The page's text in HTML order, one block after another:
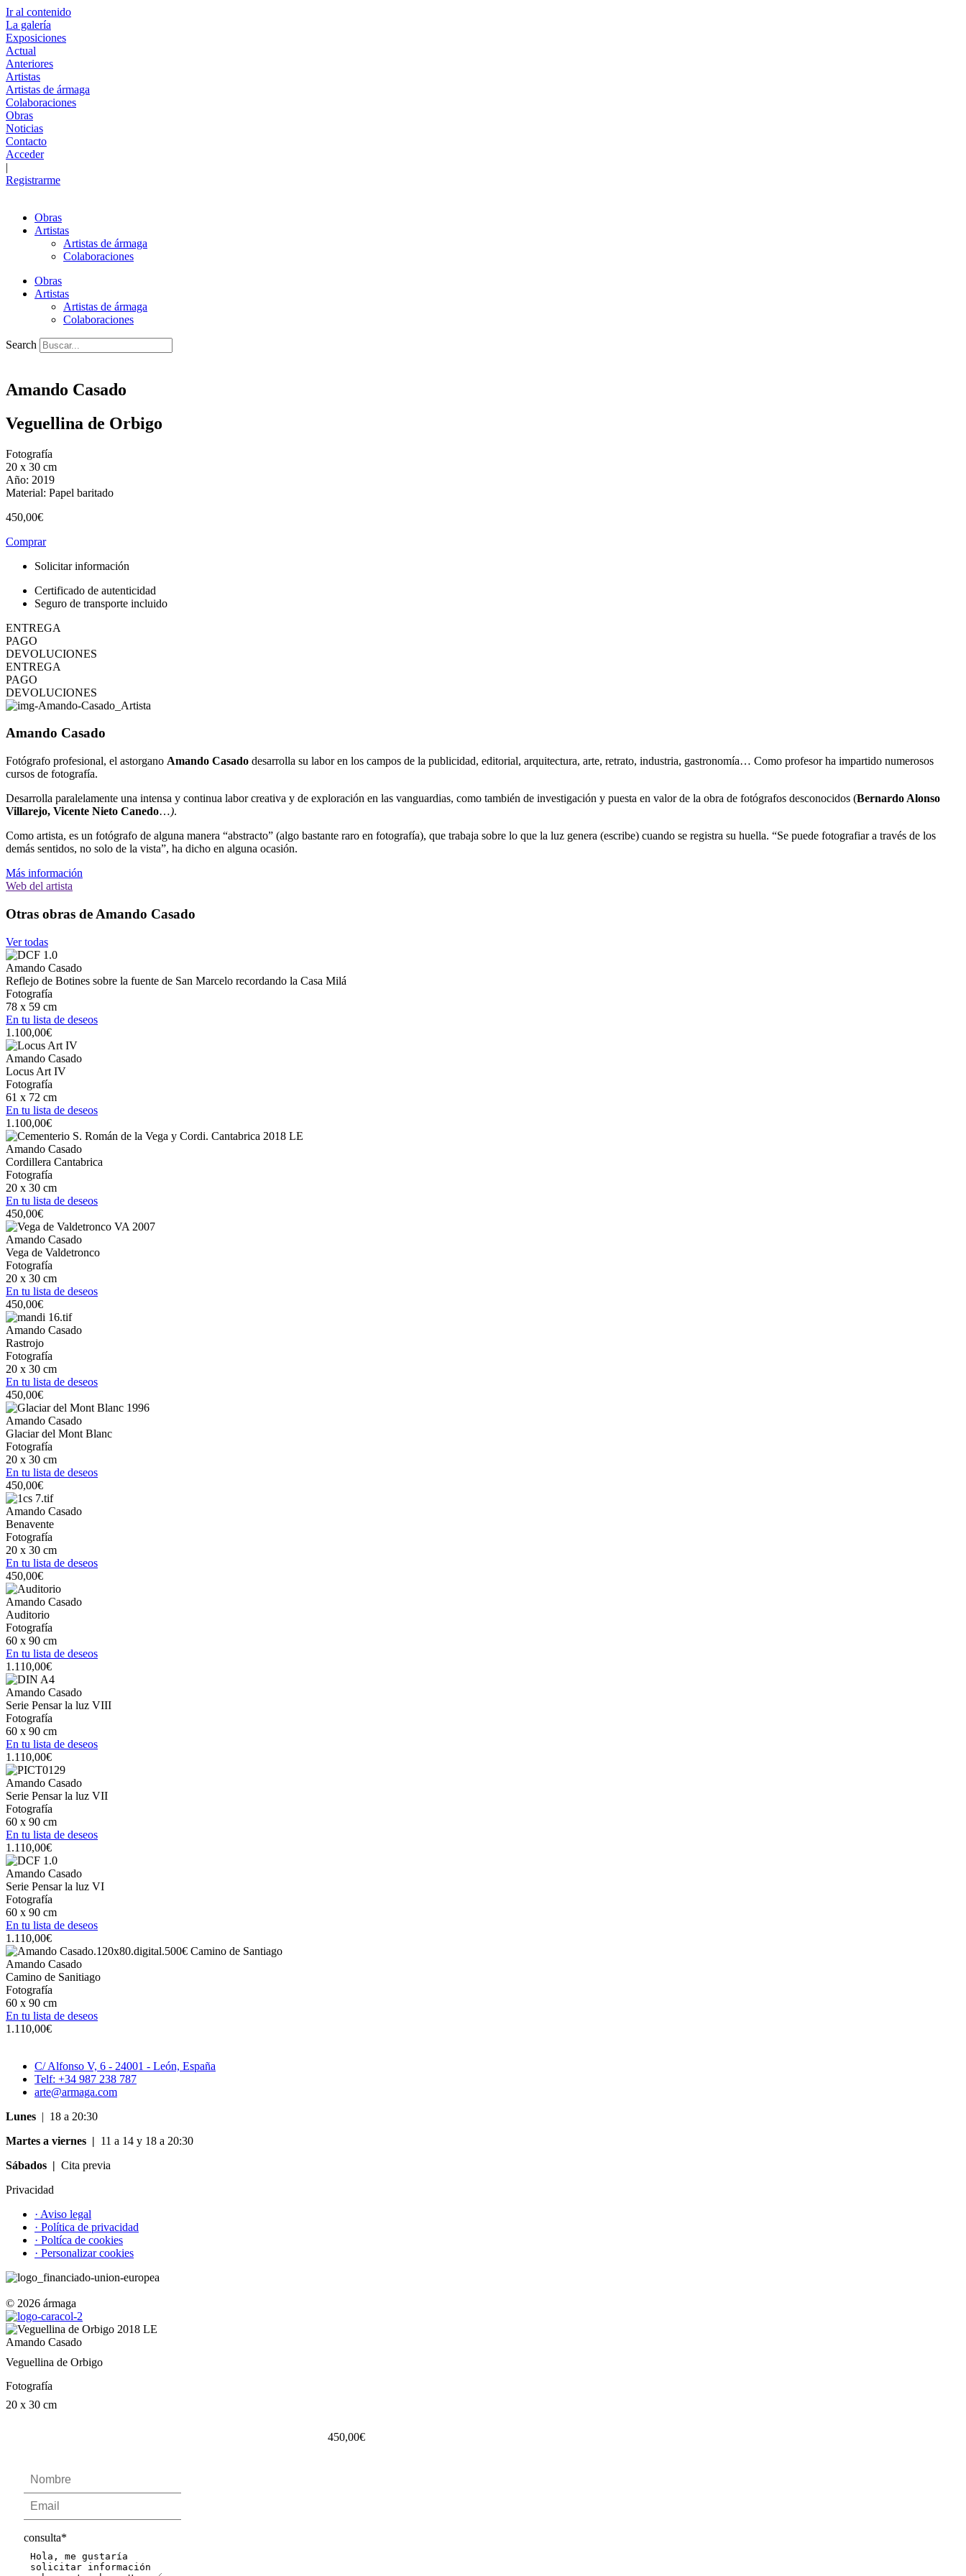
Ir al contenido
La galería
Exposiciones
Actual
Anteriores
Artistas
Artistas de ármaga
Colaboraciones
Obras
Noticias
Contacto
Acceder
|
Registrarme
Obras
Artistas
Artistas de ármaga
Colaboraciones
Obras
Artistas
Artistas de ármaga
Colaboraciones
Search
Amando Casado
Veguellina de Orbigo
Fotografía
20 x 30 cm
Año: 2019
Material: Papel baritado
450,00€
Comprar
Solicitar información
Certificado de autenticidad
Seguro de transporte incluido
ENTREGA
PAGO
DEVOLUCIONES
ENTREGA
PAGO
DEVOLUCIONES
Amando Casado
Fotógrafo profesional, el astorgano Amando Casado desarrolla su labor en los campos de la publicidad, editorial, arquitectura, arte, retrato, industria, gastronomía… Como profesor ha impartido numerosos
cursos de fotografía.
Desarrolla paralelamente una intensa y continua labor creativa y de exploración en las vanguardias, como también de investigación y puesta en valor de la obra de fotógrafos desconocidos (Bernardo Alonso
Villarejo, Vicente Nieto Canedo…).
Como artista, es un fotógrafo de alguna manera “abstracto” (algo bastante raro en fotografía), que trabaja sobre lo que la luz genera (escribe) cuando se registra su huella. “Se puede fotografiar a través de los
demás sentidos, no solo de la vista”, ha dicho en alguna ocasión.
Más información
Web del artista
Otras obras de Amando Casado
Ver todas
Amando Casado
Reflejo de Botines sobre la fuente de San Marcelo recordando la Casa Milá
Fotografía
78 x 59 cm
En tu lista de deseos
1.100,00€
Amando Casado
Locus Art IV
Fotografía
61 x 72 cm
En tu lista de deseos
1.100,00€
Amando Casado
Cordillera Cantabrica
Fotografía
20 x 30 cm
En tu lista de deseos
450,00€
Amando Casado
Vega de Valdetronco
Fotografía
20 x 30 cm
En tu lista de deseos
450,00€
Amando Casado
Rastrojo
Fotografía
20 x 30 cm
En tu lista de deseos
450,00€
Amando Casado
Glaciar del Mont Blanc
Fotografía
20 x 30 cm
En tu lista de deseos
450,00€
Amando Casado
Benavente
Fotografía
20 x 30 cm
En tu lista de deseos
450,00€
Amando Casado
Auditorio
Fotografía
60 x 90 cm
En tu lista de deseos
1.110,00€
Amando Casado
Serie Pensar la luz VIII
Fotografía
60 x 90 cm
En tu lista de deseos
1.110,00€
Amando Casado
Serie Pensar la luz VII
Fotografía
60 x 90 cm
En tu lista de deseos
1.110,00€
Amando Casado
Serie Pensar la luz VI
Fotografía
60 x 90 cm
En tu lista de deseos
1.110,00€
Amando Casado
Camino de Sanitiago
Fotografía
60 x 90 cm
En tu lista de deseos
1.110,00€
C/ Alfonso V, 6 - 24001 - León, España
Telf: +34 987 238 787
arte@armaga.com
Lunes | 18 a 20:30
Martes a viernes | 11 a 14 y 18 a 20:30
Sábados | Cita previa
Privacidad
· Aviso legal
· Política de privacidad
· Poltíca de cookies
· Personalizar cookies
© 2026 ármaga
Amando Casado
Veguellina de Orbigo
Fotografía
20 x 30 cm
450,00€
consulta*